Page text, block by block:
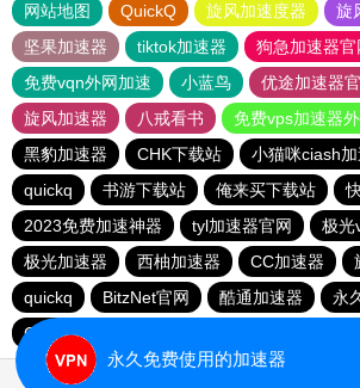
网站地图 QuickQ 旋风加速度器 旋
坚果加速器
tiktok加速器
狗急加速器官
免费vqn外网加速
小蓝鸟 优途加速器
旋风加速器
八戒看书
免费vps加速器
黑豹加速器
CHK下载站 小猫咪ciash
quickq
书游下载站 俺来买下载站
2023免费加速神器
tyl加速器官网
极光
极光加速器
西柚加速器 CC加速器
quickq
BitzNet官网 酷通加速器
永
CHK下载站
永久免费使用的加速器